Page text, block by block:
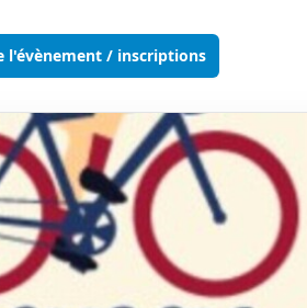
l'évènement / inscriptions